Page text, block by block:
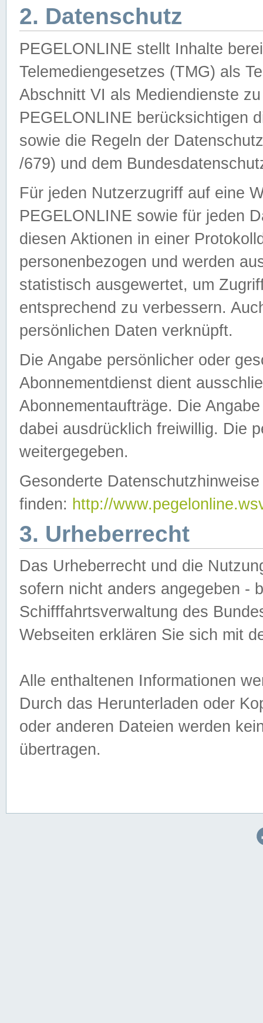
2. Datenschutz
PEGELONLINE stellt Inhalte
Telemediengesetzes (TMG) als
Abschnitt VI als Mediendienste
PEGELONLINE berücksichtigen
sowie die Regeln der
/679) und dem
Für jeden Nutzerzugriff auf eine
PEGELONLINE sowie für jeden
diesen Aktionen in einer
personenbezogen und werden
statistisch ausgewertet, um
entsprechend zu verbessern.
persönlichen Daten verknüpft.
Die Angabe persönlicher oder
Abonnementdienst dient
Abonnementaufträge. Die
dabei ausdrücklich freiwillig. Die
weitergegeben.
Gesonderte
finden: http://
3. Urheberrecht
Das Urheberrecht und die
sofern nicht anders angegeben -
Schifffahrtsverwaltung des
Webseiten erklären Sie sich mit
Alle enthaltenen Informationen
Durch das Herunterladen oder
oder anderen Dateien werden
übertragen.